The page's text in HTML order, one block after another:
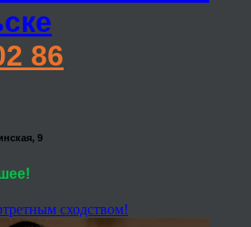
86
9
сходством!